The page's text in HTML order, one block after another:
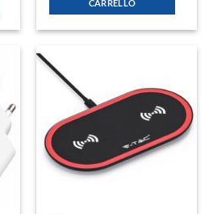
CARRELLO